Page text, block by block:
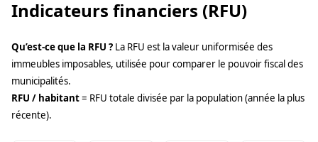
Indicateurs financiers (RFU)
Qu’est-ce que la RFU ? La RFU est la valeur uniformisée des
immeubles imposables, utilisée pour comparer le pouvoir fiscal des
municipalités.
RFU / habitant= RFU totale divisée par la population (année la plus
récente).